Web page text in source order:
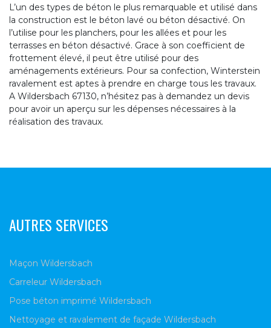
L’un des types de béton le plus remarquable et utilisé dans
la construction est le béton lavé ou béton désactivé. On
l’utilise pour les planchers, pour les allées et pour les
terrasses en béton désactivé. Grace à son coefficient de
frottement élevé, il peut être utilisé pour des
aménagements extérieurs. Pour sa confection, Winterstein
ravalement est aptes à prendre en charge tous les travaux.
A Wildersbach 67130, n’hésitez pas à demandez un devis
pour avoir un aperçu sur les dépenses nécessaires à la
réalisation des travaux.
AUTRES SERVICES
Maçon Wildersbach
Carreleur Wildersbach
Pose béton imprimé Wildersbach
Nettoyage et ravalement de façade Wildersbach